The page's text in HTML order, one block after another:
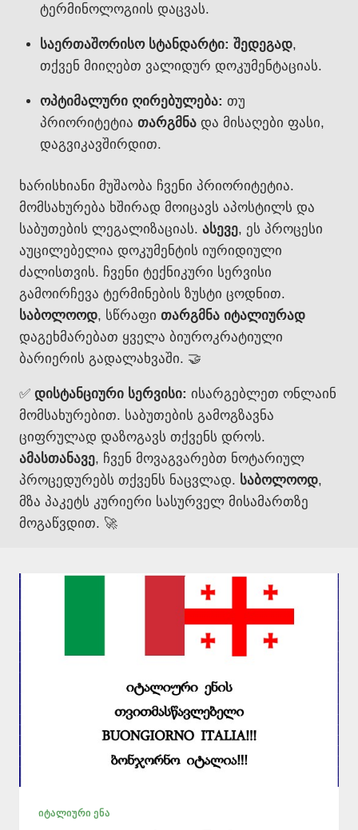
ტერმინოლოგიის დაცვას.
საერთაშორისო სტანდარტი: შედეგად,
თქვენ მიიღებთ ვალიდურ დოკუმენტაციას.
ოპტიმალური ღირებულება: თუ
პრიორიტეტია თარგმნა და მისაღები ფასი,
დაგვიკავშირდით.
ხარისხიანი მუშაობა ჩვენი პრიორიტეტია.
მომსახურება ხშირად მოიცავს აპოსტილს და
საბუთების ლეგალიზაციას. ასევე, ეს პროცესი
აუცილებელია დოკუმენტის იურიდიული
ძალისთვის. ჩვენი ტექნიკური სერვისი
გამოირჩევა ტერმინების ზუსტი ცოდნით.
საბოლოოდ, სწრაფი თარგმნა იტალიურად
დაგეხმარებათ ყველა ბიუროკრატიული
ბარიერის გადალახვაში. 🤝
✅ დისტანციური სერვისი: ისარგებლეთ ონლაინ
მომსახურებით. საბუთების გამოგზავნა
ციფრულად დაზოგავს თქვენს დროს.
ამასთანავე, ჩვენ მოვაგვარებთ ნოტარიულ
პროცედურებს თქვენს ნაცვლად. საბოლოოდ,
მზა პაკეტს კურიერი სასურველ მისამართზე
მოგაწვდით. 🚀
ᲘᲢᲐᲚᲘᲣᲠᲘ ᲔᲜᲐ